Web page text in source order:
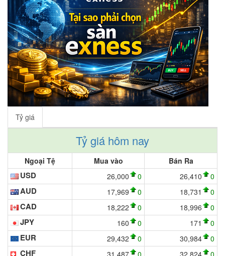
Tỷ giá
Tỷ giá hôm nay
Ngoại Tệ Mua vào Bán Ra
USD 26,000 0 26,410 0
AUD 17,969 0 18,731 0
CAD 18,222 0 18,996 0
JPY 160 0 171 0
EUR 29,432 0 30,984 0
CHF 31,487 0 32,824 0